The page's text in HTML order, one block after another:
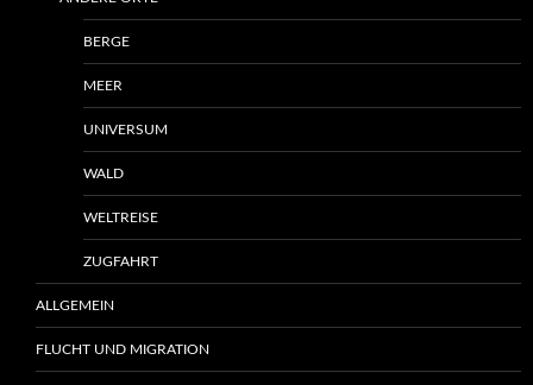
BERGE
MEER
UNIVERSUM
WALD
WELTREISE
ZUGFAHRT
ALLGEMEIN
FLUCHT UND MIGRATION